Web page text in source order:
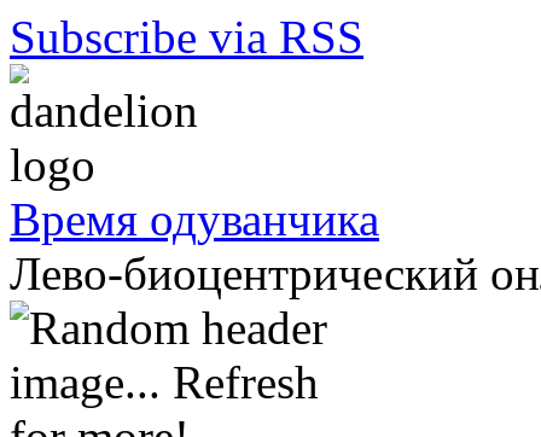
Subscribe via RSS
Время одуванчика
Лево-биоцентрический